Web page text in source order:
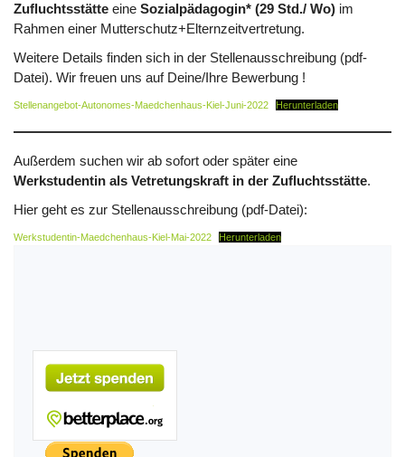
Zufluchtsstätte eine Sozialpädagogin* (29 Std./ Wo) im
Rahmen einer Mutterschutz+Elternzeitvertretung.
Weitere Details finden sich in der Stellenausschreibung (pdf-
Datei). Wir freuen uns auf Deine/Ihre Bewerbung !
Stellenangebot-Autonomes-Maedchenhaus-Kiel-Juni-2022 Herunterladen
Außerdem suchen wir ab sofort oder später eine
Werkstudentin als Vetretungskraft in der Zufluchtsstätte.
Hier geht es zur Stellenausschreibung (pdf-Datei):
Werkstudentin-Maedchenhaus-Kiel-Mai-2022 Herunterladen